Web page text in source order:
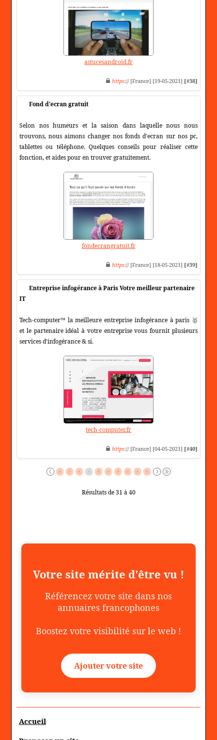
astucesandroid.fr
https:// [France] [19-05-2021] [#38]
Fond d'ecran gratuit
Selon nos humeurs et la saison dans laquelle nous nous
trouvons, nous aimons changer nos fonds d'ecran sur nos pc,
tablettes ou téléphone. Quelques conseils pour réaliser cette
fonction, et aides pour en trouver gratuitement.
fondecrangratuit.fr
https:// [France] [18-05-2021] [#39]
Entreprise infogérance à Paris Votre meilleur partenaire
IT
Tech-computer™ la meilleure entreprise infogérance à paris 🥇
et le partenaire idéal à votre entreprise vous fournit plusieurs
services d'infogérance & si.
tech-computer.fr
https:// [France] [04-05-2021] [#40]
Résultats de 31 à 40
Votre site mérite d'être vu !
Référencez votre site dans nos
annuaires francophones
Boostez votre visibilité sur le web !
Ajouter votre site
Accueil